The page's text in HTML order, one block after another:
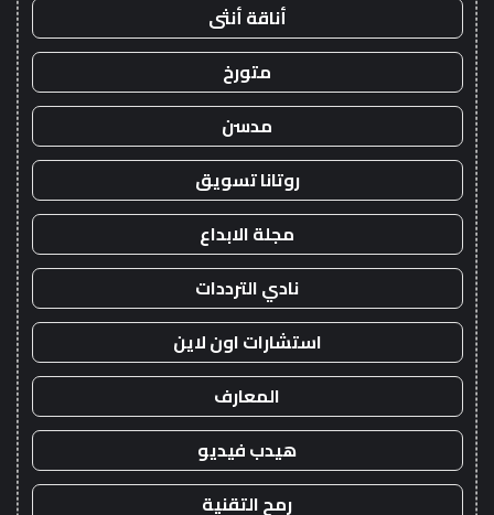
أناقة أنثى
متورخ
مدسن
روتانا تسويق
مجلة الابداع
نادي الترددات
استشارات اون لاين
المعارف
هيدب فيديو
رمح التقنية